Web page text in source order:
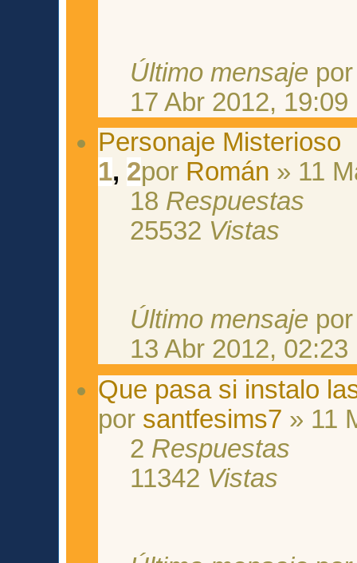
Último mensaje
17 Abr 2012, 19:09
Personaje Misterioso
1, 2por Román » 11
18 Respuestas
25532 Vistas
Último mensaje
13 Abr 2012, 02:23
Que pasa si instalo
por santfesims7 » 11
2 Respuestas
11342 Vistas